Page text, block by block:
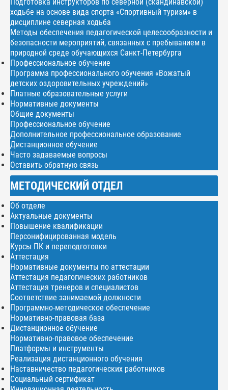
ходьбе на основе вида спорта «Спортивный туризм» в
дисциплине северная ходьба
Методы обеспечения педагогической целесообразности и
безопасности мероприятий, связанных с пребыванием в
природной среде обучающихся Санкт-Петербурга
Профессиональное обучение
Программа профессионального обучения «Вожатый
детских оздоровительных учреждений»
Платные образовательные услуги
Нормативные документы
Общие документы
Профессиональное обучение
Дополнительное профессиональное образование
Дистанционное обучение
Часто задаваемые вопросы
Оставить обратную связь
МЕТОДИЧЕСКИЙ ОТДЕЛ
Об отделе
Актуальные документы
Повышение квалификации
Персонифицированная модель
Курсы ПК и переподготовки
Аттестация
Нормативные документы по аттестации
Аттестация педагогических работников
Аттестация тренеров и специалистов
Соответствие занимаемой должности
Программно-методическое обеспечение
Нормативно-правовая база
Дистанционное обучение
Нормативно-правовое обеспечение
Платформы и инструменты
Реализация дистанционного обучения
Наставничество педагогических работников
Социальный сертификат